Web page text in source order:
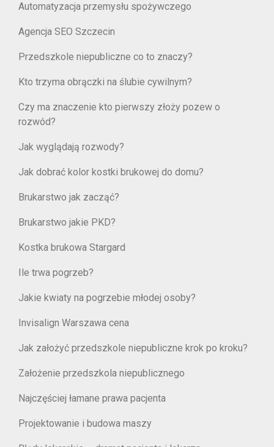
Automatyzacja przemysłu spożywczego
Agencja SEO Szczecin
Przedszkole niepubliczne co to znaczy?
Kto trzyma obrączki na ślubie cywilnym?
Czy ma znaczenie kto pierwszy złoży pozew o
rozwód?
Jak wyglądają rozwody?
Jak dobrać kolor kostki brukowej do domu?
Brukarstwo jak zacząć?
Brukarstwo jakie PKD?
Kostka brukowa Stargard
Ile trwa pogrzeb?
Jakie kwiaty na pogrzebie młodej osoby?
Invisalign Warszawa cena
Jak założyć przedszkole niepubliczne krok po kroku?
Założenie przedszkola niepublicznego
Najczęściej łamane prawa pacjenta
Projektowanie i budowa maszy